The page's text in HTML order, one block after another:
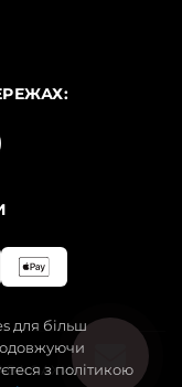
ЗАХИЩЕНІ.
для більш
з політикою